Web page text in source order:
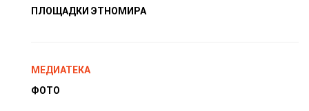
ПЛОЩАДКИ ЭТНОМИРА
МЕДИАТЕКА
ФОТО